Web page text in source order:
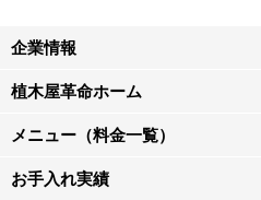
企業情報
植木屋革命ホーム
メニュー（料金一覧）
お手入れ実績